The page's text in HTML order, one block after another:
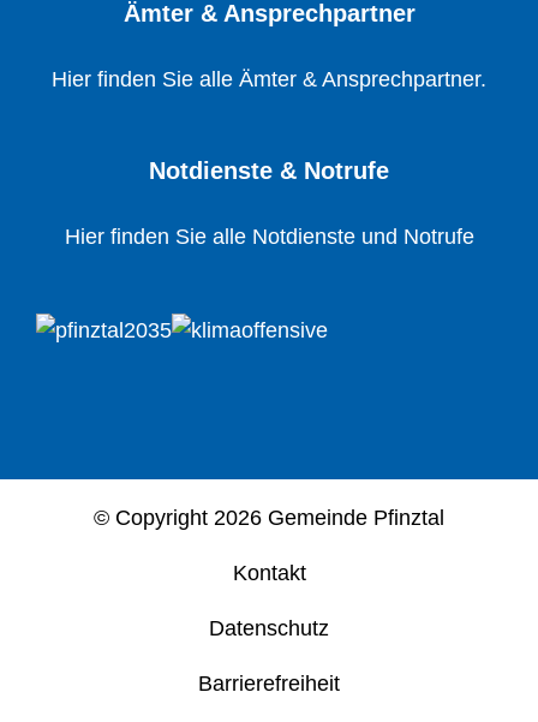
Ämter & Ansprechpartner
Hier finden Sie alle Ämter & Ansprechpartner.
Notdienste & Notrufe
Hier finden Sie alle Notdienste und Notrufe
© Copyright 2026 Gemeinde Pfinztal
Kontakt
Datenschutz
Barrierefreiheit